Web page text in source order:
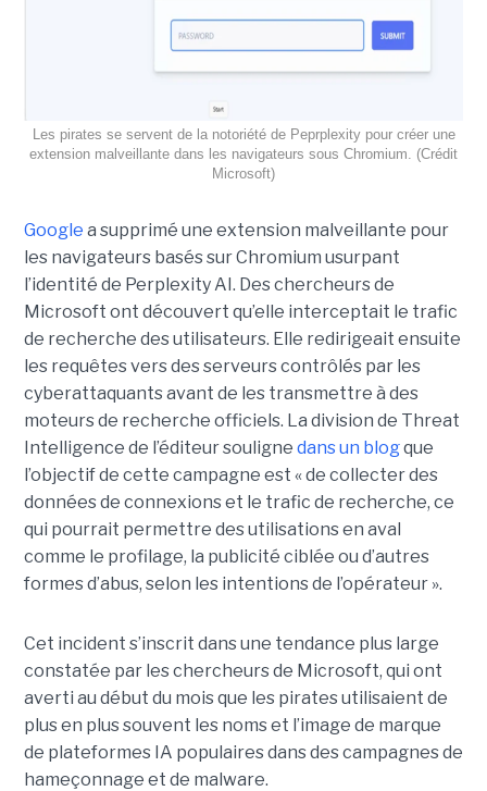
Les pirates se servent de la notoriété de Peprplexity pour créer une
extension malveillante dans les navigateurs sous Chromium. (Crédit
Microsoft)
Google a supprimé une extension malveillante pour
les navigateurs basés sur Chromium usurpant
l’identité de Perplexity AI. Des chercheurs de
Microsoft ont découvert qu’elle interceptait le trafic
de recherche des utilisateurs. Elle redirigeait ensuite
les requêtes vers des serveurs contrôlés par les
cyberattaquants avant de les transmettre à des
moteurs de recherche officiels. La division de Threat
Intelligence de l’éditeur souligne dans un blogque
l’objectif de cette campagne est « de collecter des
données de connexions et le trafic de recherche, ce
qui pourrait permettre des utilisations en aval
comme le profilage, la publicité ciblée ou d’autres
formes d’abus, selon les intentions de l’opérateur ».
Cet incident s’inscrit dans une tendance plus large
constatée par les chercheurs de Microsoft, qui ont
averti au début du mois que les pirates utilisaient de
plus en plus souvent les noms et l’image de marque
de plateformes IA populaires dans des campagnes de
hameçonnage et de malware.